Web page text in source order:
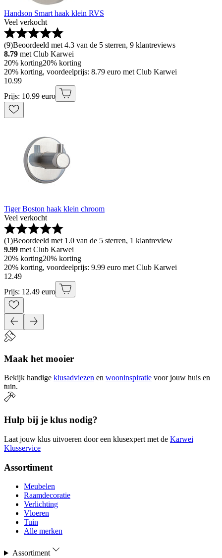
Handson Smart haak klein RVS
Veel verkocht
(9)Beoordeeld met 4.3 van de 5 sterren, 9 klantreviews
8.79 met Club Karwei
20% korting20% korting
20% korting, voordeelprijs: 8.79 euro met Club Karwei
10.99
Prijs: 10.99 euro
Tiger Boston haak klein chroom
Veel verkocht
(1)Beoordeeld met 1.0 van de 5 sterren, 1 klantreview
9.99 met Club Karwei
20% korting20% korting
20% korting, voordeelprijs: 9.99 euro met Club Karwei
12.49
Prijs: 12.49 euro
Maak het mooier
Bekijk handige klusadviezen en wooninspiratie voor jouw huis en
tuin.
Hulp bij je klus nodig?
Laat jouw klus uitvoeren door een klusexpert met de Karwei
Klusservice
Assortiment
Meubelen
Raamdecoratie
Verlichting
Vloeren
Tuin
Alle merken
Assortiment